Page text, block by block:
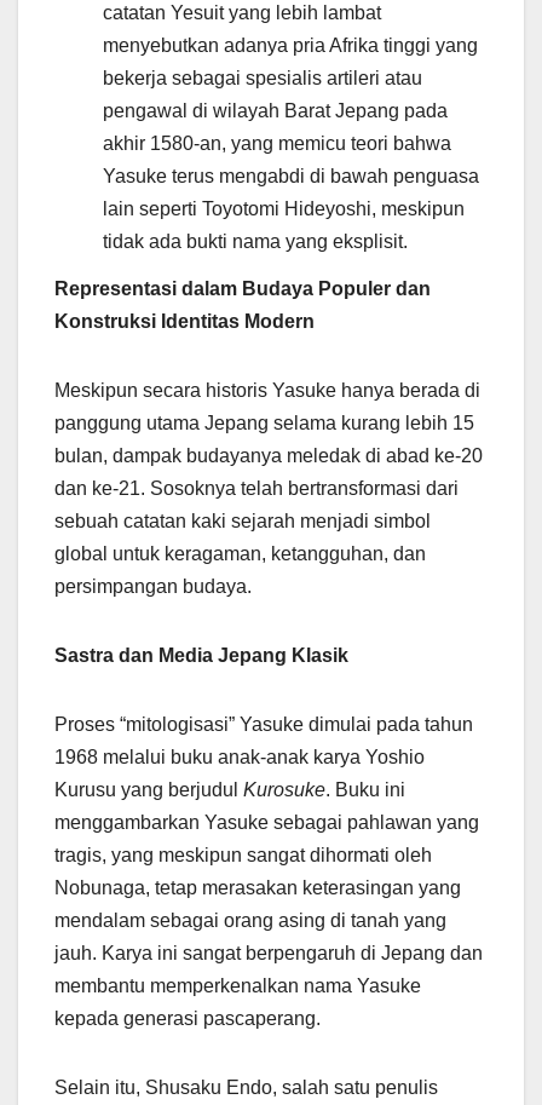
catatan Yesuit yang lebih lambat
menyebutkan adanya pria Afrika tinggi yang
bekerja sebagai spesialis artileri atau
pengawal di wilayah Barat Jepang pada
akhir 1580-an, yang memicu teori bahwa
Yasuke terus mengabdi di bawah penguasa
lain seperti Toyotomi Hideyoshi, meskipun
tidak ada bukti nama yang eksplisit.
Representasi dalam Budaya Populer dan
Konstruksi Identitas Modern
Meskipun secara historis Yasuke hanya berada di
panggung utama Jepang selama kurang lebih 15
bulan, dampak budayanya meledak di abad ke-20
dan ke-21. Sosoknya telah bertransformasi dari
sebuah catatan kaki sejarah menjadi simbol
global untuk keragaman, ketangguhan, dan
persimpangan budaya.
Sastra dan Media Jepang Klasik
Proses “mitologisasi” Yasuke dimulai pada tahun
1968 melalui buku anak-anak karya Yoshio
Kurusu yang berjudul Kurosuke. Buku ini
menggambarkan Yasuke sebagai pahlawan yang
tragis, yang meskipun sangat dihormati oleh
Nobunaga, tetap merasakan keterasingan yang
mendalam sebagai orang asing di tanah yang
jauh. Karya ini sangat berpengaruh di Jepang dan
membantu memperkenalkan nama Yasuke
kepada generasi pascaperang.
Selain itu, Shusaku Endo, salah satu penulis